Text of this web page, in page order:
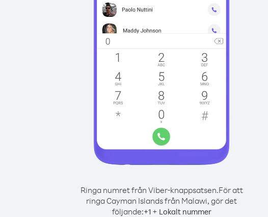
Ringa numret från Viber-knappsatsen.För att
ringa Cayman Islands från Malawi, gör det
följande:+1+ Lokalt nummer